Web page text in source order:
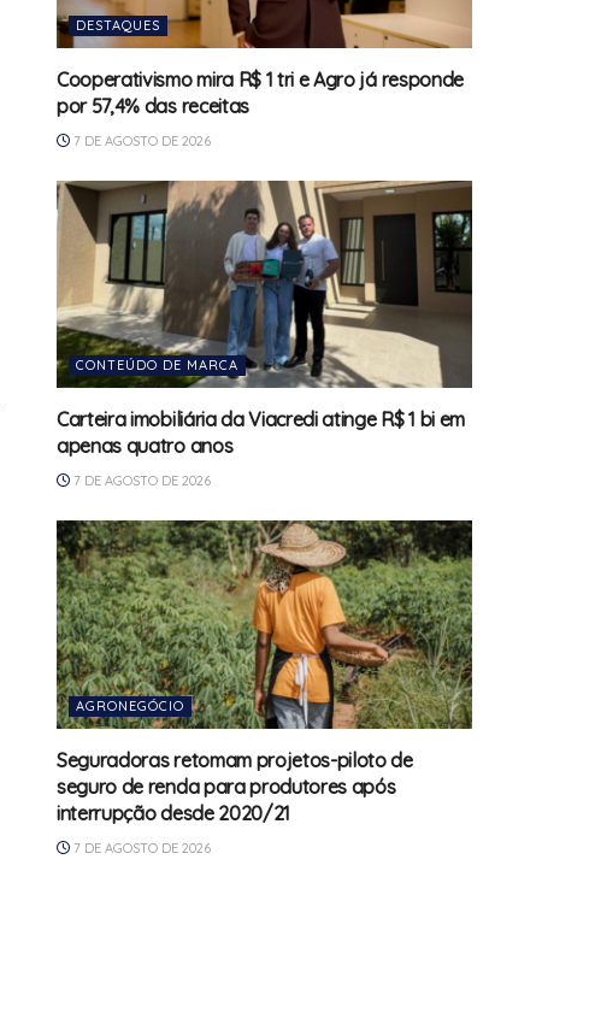
DESTAQUES
Cooperativismo mira R$ 1 tri e Agro já responde
por 57,4% das receitas
7 DE AGOSTO DE 2026
CONTEÚDO DE MARCA
Carteira imobiliária da Viacredi atinge R$ 1 bi em
apenas quatro anos
7 DE AGOSTO DE 2026
AGRONEGÓCIO
Seguradoras retomam projetos-piloto de
seguro de renda para produtores após
interrupção desde 2020/21
7 DE AGOSTO DE 2026